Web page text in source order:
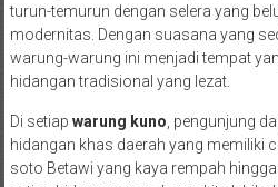
turun-temurun dengan selera yang
modernitas. Dengan suasana yang
warung-warung ini menjadi tempat
hidangan tradisional yang lezat.
Di setiap warung kuno , pengunjung
hidangan khas daerah yang memiliki
soto Betawi yang kaya rempah